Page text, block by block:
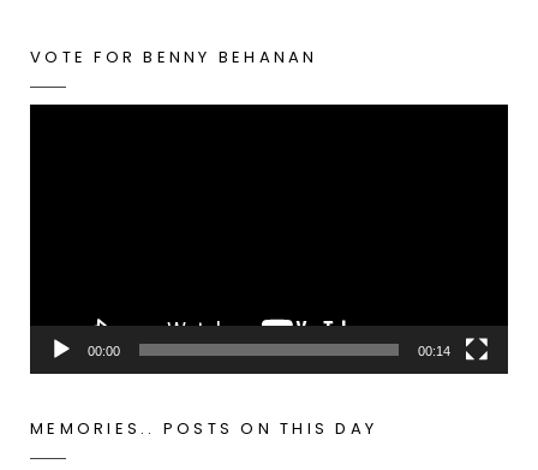
VOTE FOR BENNY BEHANAN
00:00 00:14
MEMORIES.. POSTS ON THIS DAY